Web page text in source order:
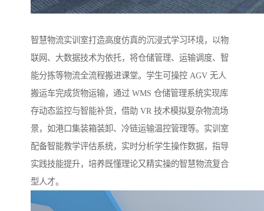
智慧物流实训室打造高度仿真的沉浸式学习环境，以物
联网、大数据技术为依托，将仓储管理、运输调度、智
能分拣等物流全流程搬进课堂。学生可操控 AGV 无人
搬运车完成货物运输，通过 WMS 仓储管理系统实现库
存动态监控与智能补货，借助 VR 技术模拟复杂物流场
景，如港口集装箱装卸、冷链运输温控管理等。实训室
配备智能教学评估系统，实时分析学生操作数据，指导
实践技能提升，培养既懂理论又精实操的智慧物流复合
型人才。​